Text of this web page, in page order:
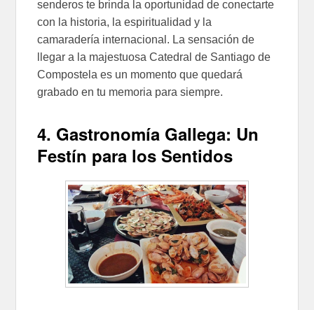
senderos te brinda la oportunidad de conectarte
con la historia, la espiritualidad y la
camaradería internacional. La sensación de
llegar a la majestuosa Catedral de Santiago de
Compostela es un momento que quedará
grabado en tu memoria para siempre.
4. Gastronomía Gallega: Un
Festín para los Sentidos